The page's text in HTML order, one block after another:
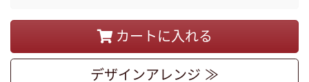
カートに入れる
デザインアレンジ ≫